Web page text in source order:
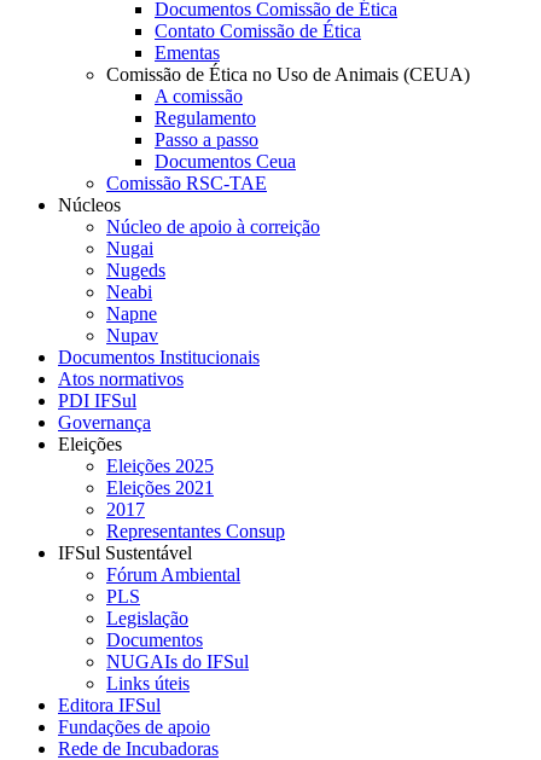
Documentos Comissão de Ética
Contato Comissão de Ética
Ementas
Comissão de Ética no Uso de Animais (CEUA)
A comissão
Regulamento
Passo a passo
Documentos Ceua
Comissão RSC-TAE
Núcleos
Núcleo de apoio à correição
Nugai
Nugeds
Neabi
Napne
Nupav
Documentos Institucionais
Atos normativos
PDI IFSul
Governança
Eleições
Eleições 2025
Eleições 2021
2017
Representantes Consup
IFSul Sustentável
Fórum Ambiental
PLS
Legislação
Documentos
NUGAIs do IFSul
Links úteis
Editora IFSul
Fundações de apoio
Rede de Incubadoras